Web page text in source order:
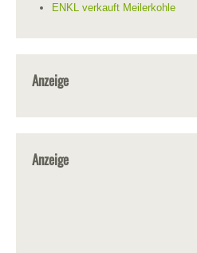
ENKL verkauft Meilerkohle
Anzeige
Anzeige